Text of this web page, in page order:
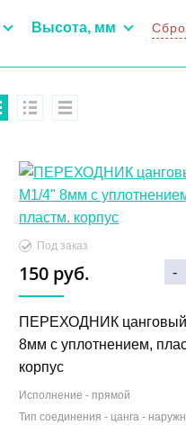
Высота, мм
Под заказ
150 руб. -
ПЕРЕХОДНИК цанговый
8мм с уплотнением,
корпус
Исполнение - прямой
Тип соединения - цанга -